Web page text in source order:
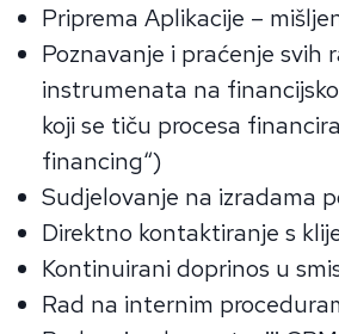
Priprema Aplikacije –
Poznavanje i praćenje svih
instrumenata na
koji se tiču procesa
financing“)
Sudjelovanje na izradama
Direktno kontaktiranje s
Kontinuirani doprinos u
Rad na internim